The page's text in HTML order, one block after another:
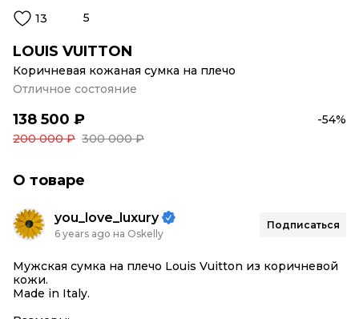
13 5
LOUIS VUITTON
Коричневая кожаная сумка на плечо
Отличное состояние
138 500 ₽
-54%
200 000 ₽ 300 000 ₽
О товаре
you_love_luxury
6 years ago на Oskelly
Подписаться
Мужская сумка на плечо Louis Vuitton из коричневой
кожи.
Made in Italy.